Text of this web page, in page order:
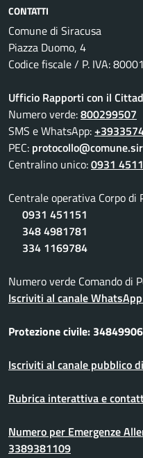
CONTATTI
Comune di Siracusa
Piazza Duomo, 4
Codice fiscale / P. IVA:
Ufficio Rapporti con il
Numero verde:800299507
SMS e WhatsApp:
PEC:
Centralino unico:0931
Centrale operativa Corpo di
0931 451151
348 4981781
334 1169784
Numero verde Comando di
Iscriviti al canale
Protezione civile:
Iscriviti al canale pubblico
Rubrica interattiva e
Numero per Emergenze
3389381109